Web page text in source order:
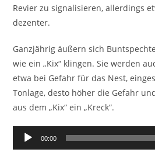
Revier zu signalisieren, allerdings
dezenter.
Ganzjährig äußern sich
wie ein „Kix“ klingen. Sie werden
etwa bei Gefahr für das Nest,
Tonlage, desto höher die Gefahr
aus dem „Kix“ ein „Kreck“.
Audio-
Player
00:00